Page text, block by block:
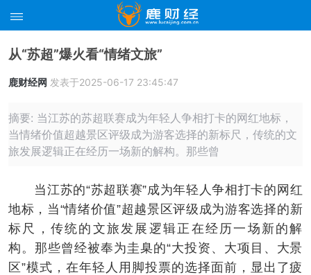
从“苏超”爆火看“情绪文旅”
鹿财经网 发表于2025-06-17 23:45:47
摘要: 当江苏的苏超联赛成为年轻人争相打卡的网红地标，
当情绪价值超越景区评级成为游客选择的新标尺，传统的文
旅发展逻辑正在经历一场新的解构。那些曾
当江苏的“苏超联赛”成为年轻人争相打卡的网红
地标，当“情绪价值”超越景区评级成为游客选择的新
标尺，传统的文旅发展逻辑正在经历一场新的解
构。那些曾经被奉为圭臬的“大投资、大项目、大景
区”模式，在年轻人用脚投票的选择面前，显出了疲